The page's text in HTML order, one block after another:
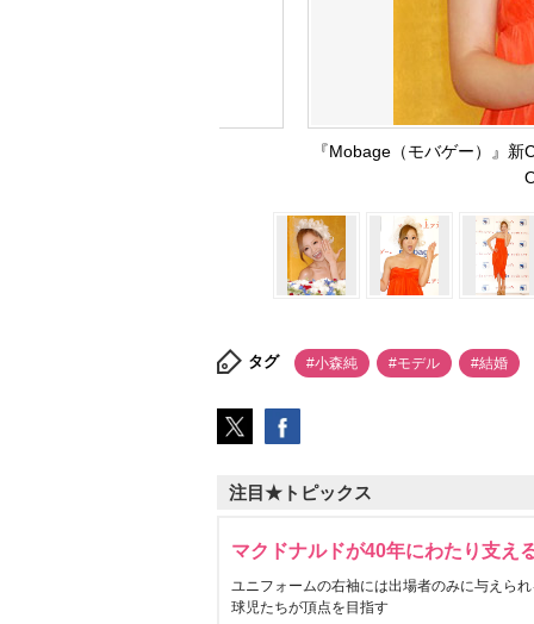
『Mobage（モバゲー）』
タグ #小森純 #モデル #結婚
注目★トピックス
マクドナルドが40年にわたり支え
ユニフォームの右袖には出場者のみに与えら
球児たちが頂点を目指す